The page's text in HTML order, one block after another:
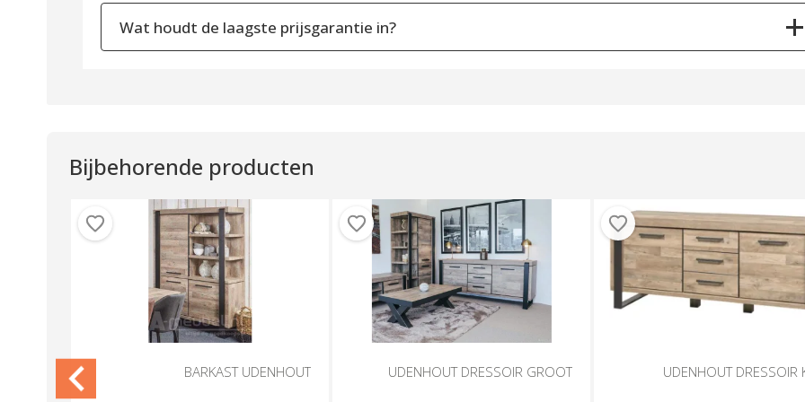
Wat houdt de laagste prijsgarantie in?
Bijbehorende producten
BARKAST UDENHOUT UDENHOUT DRESSOIR GROOT UDENHOUT DRESSOIR